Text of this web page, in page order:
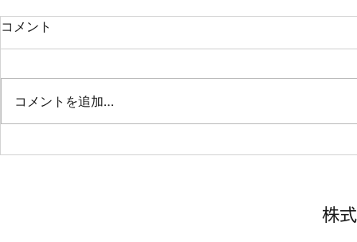
寒河江市 認定こども園
コメント
コメントを追加…
株